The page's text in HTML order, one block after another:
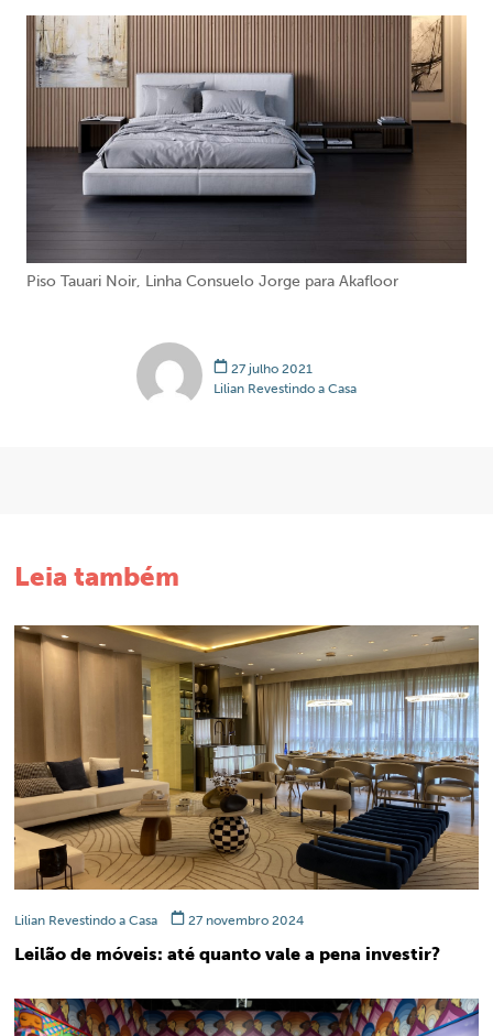
Piso Tauari Noir, Linha Consuelo Jorge para Akafloor
27 julho 2021
Lilian Revestindo a Casa
Leia também
Lilian Revestindo a Casa 27 novembro 2024
Leilão de móveis: até quanto vale a pena investir?